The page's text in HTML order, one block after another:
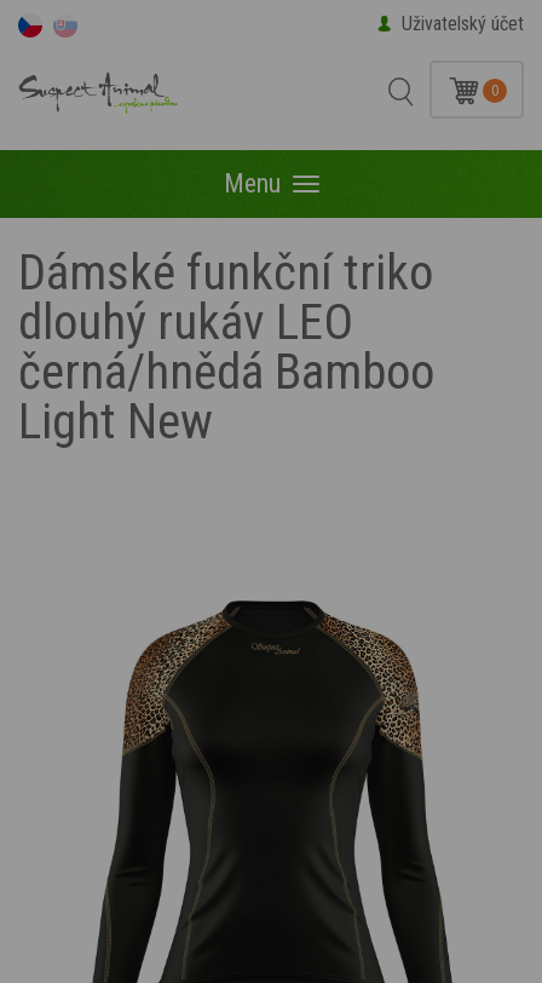
Uživatelský účet
0
Menu Menu
Dámské funkční triko
dlouhý rukáv LEO
černá/hnědá Bamboo
Light New